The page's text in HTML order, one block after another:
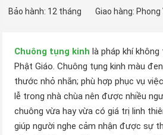
Bảo hành: 12 tháng Giao hàng: Phong
Chuông tụng kinh là pháp khí
Phật Giáo. Chuông tụng kinh màu
thước nhỏ nhắn; phù hợp phục vụ
lễ trong nhà chùa nên được nhiều
chuông vừa hay vừa có giá trị linh
giúp người nghe cảm nhận được sự